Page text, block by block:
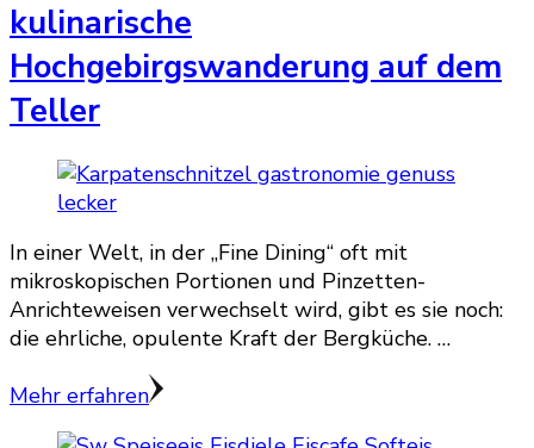
kulinarische
Hochgebirgswanderung auf dem
Teller
In einer Welt, in der „Fine Dining“ oft mit
mikroskopischen Portionen und Pinzetten-
Anrichteweisen verwechselt wird, gibt es sie noch:
die ehrliche, opulente Kraft der Bergküche. …
Mehr erfahren